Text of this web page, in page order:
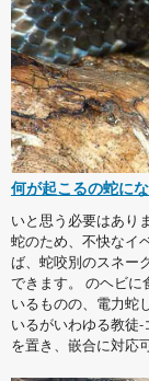
何が起こるの蛇に
いと思う必要はあり
蛇のため、不快なイ
ば、蛇咬別のスネー
できます。 のヘビ
いるものの、電力蛇
いるがいわゆる教徒
を置き、嵌合に対応